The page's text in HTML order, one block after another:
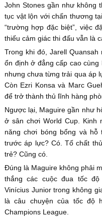
John Stones gần như không
tục vật lộn với chấn thương
“trường hợp đặc biệt”, việc
thiếu cảm giác thi đấu vẫn là
Trong khi đó, Jarell
ổn định ở đẳng cấp cao
nhưng chưa từng trải qua áp
Còn Ezri Konsa và Marc
để trở thành thủ lĩnh hàng
Ngược lại, Maguire gần như
ở sân chơi World Cup. Kinh
năng chơi bóng bổng và
trước áp lực? Có. Tố chất
trẻ? Cũng có.
Đúng là Maguire không phải
thắng các cuộc đua tốc
Vinícius Junior trong không
là câu chuyện của tốc độ
Champions League.